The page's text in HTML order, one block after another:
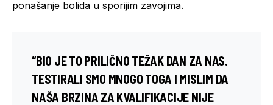
ponašanje bolida u sporijim zavojima.
“BIO JE TO PRILIČNO TEŽAK DAN ZA NAS.
TESTIRALI SMO MNOGO TOGA I MISLIM DA
NAŠA BRZINA ZA KVALIFIKACIJE NIJE